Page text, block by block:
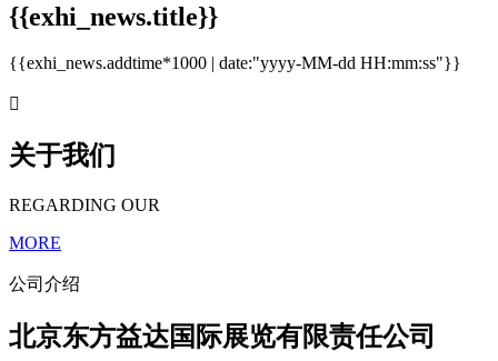
{{exhi_news.title}}
{{exhi_news.addtime*1000 | date:"yyyy-MM-dd HH:mm:ss"}}

关于我们
REGARDING OUR
MORE
公司介绍
北京东方益达国际展览有限责任公司